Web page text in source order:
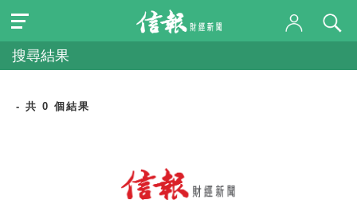
搜尋結果
- 共 0 個結果